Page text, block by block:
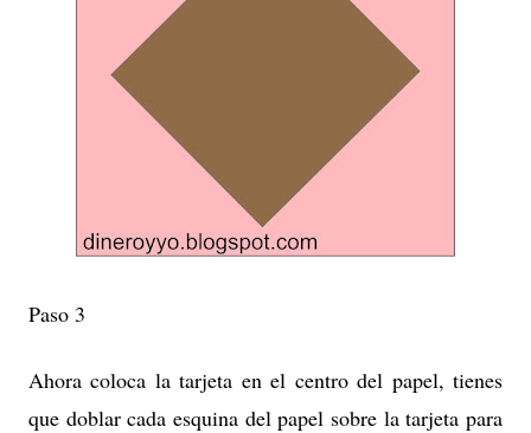
Paso 3
Ahora coloca la tarjeta en el centro del papel, tienes
que doblar cada esquina del papel sobre la tarjeta para